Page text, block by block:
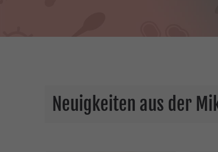
Neuigkeiten aus der